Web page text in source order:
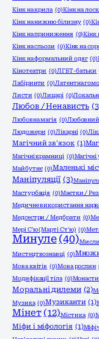
Кінк на крила (0)Кінк на
Кінк на нижню білизну (0)
Кінк на приниження (0)Кінк
Кінк на сльози (0)Кінк на
Кінк на формальний одяг (0)
Кінотеатри (0)ЛГБТ-батьки
Лабіринти (0)Латентна
Листи (0)Лицарі (0)
Любов / Ненависть
Любовна магія (0)Любовний
Людожери (0)Лікарні (0)
Магічний зв'язок (1)
Магічні крамниці (0)Магічні
Майбутнє (0)Маленькі
Маніпуляції (3)
Мастурбація (0)Маєтки /
Медичне використання
Медсестри / Медбрати (0)
Мері С'ю (Марті Ст'ю) (0)
Минуле (40)
Мистецтвознавці (0)
Мова квітів (0)Мова рослин
Модифікації тіла (0)
Моральні дилеми (2)
Музика (0)Музиканти (1)
Мінет (12)Містика (0)
Міфи і міфологія (1)